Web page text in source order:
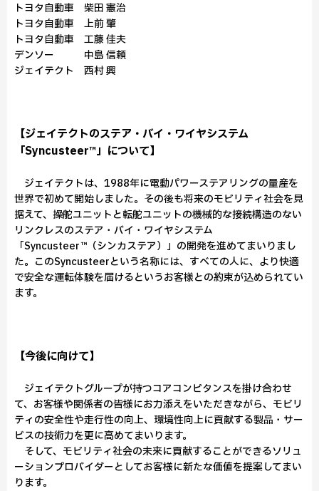
トヨタ自動車 柴田 憲治
トヨタ自動車 上前 肇
トヨタ自動車 工藤 佳夫
デンソー 中島 信頼
ジェイテクト 西村 興
【ジェイテクトのステア・バイ・ワイヤシステム
「Syncusteer™」について】
ジェイテクトは、1988年に電動パワーステアリングの量産を
世界で初めて開始しました。その後も将来のモビリティ社会を見
据えて、操舵ユニットと転舵ユニットの機械的な接続構造のない
リンクレスのステア・バイ・ワイヤシステム
「Syncusteer™（シンカステア）」の開発を進めてまいりまし
た。このSyncusteerという名称には、すべての人に、より快適
で安全な運転体験を届けるというお客様との約束が込められてい
ます。
【今後に向けて】
ジェイテクトグループが持つコアコンピタンスを掛け合わせ
て、お客様や関係者の皆様にお力添えをいただきながら、モビリ
ティの安全性や走行性の向上、環境性向上に貢献する製品・サー
ビスの技術力を更に高めてまいります。
そして、モビリティ社会の未来に貢献することができるソリュ
ーションプロバイダーとしてお客様に新たな価値を提案してまい
ります。